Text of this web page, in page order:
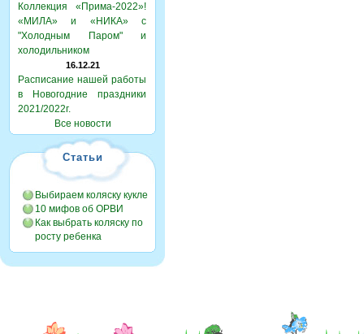
Коллекция «Прима-2022»!
«МИЛА» и «НИКА» с
"Холодным Паром" и
холодильником
16.12.21
Расписание нашей работы
в Новогодние праздники
2021/2022г.
Все новости
Статьи
Выбираем коляску кукле
10 мифов об ОРВИ
Как выбрать коляску по
росту ребенка